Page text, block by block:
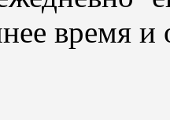
время и